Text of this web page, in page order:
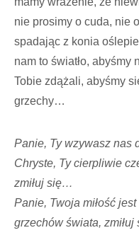
nie prosimy o cuda, nie
spadając z konia
nam to światło, abyśmy
Tobie zdążali, abyśmy
grzechy…
Panie, Ty wzywasz nas
Chryste, Ty cierpliwie
zmiłuj się…
Panie, Twoja miłość
grzechów świata,